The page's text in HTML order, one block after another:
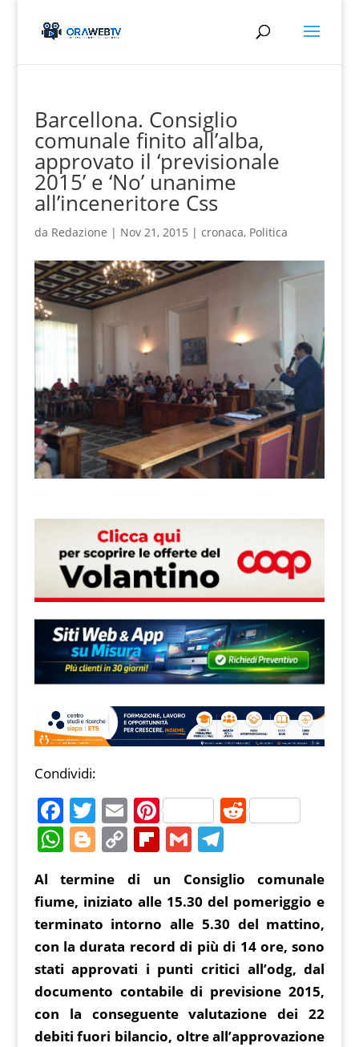
Barcellona. Consiglio
comunale finito all’alba,
approvato il ‘previsionale
2015’ e ‘No’ unanime
all’inceneritore Css
da Redazione | Nov 21, 2015 | cronaca, Politica
Condividi:
F
a
c
e
b
o
o
k
T
w
itt
er
E
m
ai
l
Pi
nt
er
e
st
R
di
t
W
at
s
A
p
p
Bl
o
g
g
er
C
o
p
y
Li
n
k
Fl
b
o
ar
d
G
ai
l
T
el
e
gr
a
m
Al termine di un Consiglio comunale
fiume, iniziato alle 15.30 del pomeriggio e
terminato intorno alle 5.30 del mattino,
con la durata record di più di 14 ore, sono
stati approvati i punti critici all’odg, dal
documento contabile di previsione 2015,
con la conseguente valutazione dei 22
debiti fuori bilancio, oltre all’approvazione